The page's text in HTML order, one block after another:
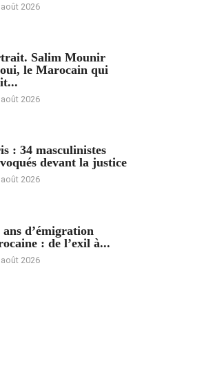
août 2026
Salim Mounir
le Marocain qui
août 2026
: 34 masculinistes
devant la justice
août 2026
ans d’émigration
: de l’exil à...
août 2026